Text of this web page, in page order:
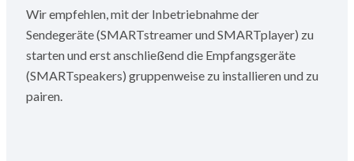
Wir empfehlen, mit der Inbetriebnahme der
Sendegeräte (SMARTstreamer und SMARTplayer) zu
starten und erst anschließend die Empfangsgeräte
(SMARTspeakers) gruppenweise zu installieren und zu
pairen.